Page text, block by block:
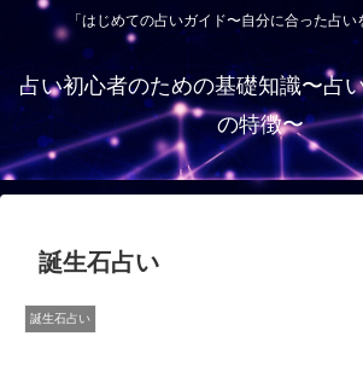
「はじめての占いガイド〜自分に合った占い
占い初心者のための基礎知識〜占
の特徴〜
誕生石占い
誕生石占い